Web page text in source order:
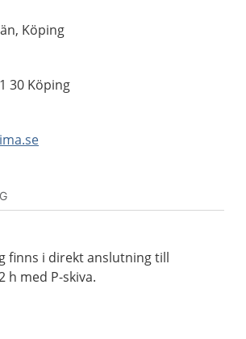
Köping
30 Köping
finns i direkt anslutning till
h med P-skiva.